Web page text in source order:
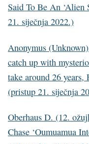
Said To Be An ‘Alien
21. siječnja 2022.)
Anonymus
catch up with
take around 26
(pristup 21. siječnja
Oberhaus D. (12.
Chase ‘Oumuamua